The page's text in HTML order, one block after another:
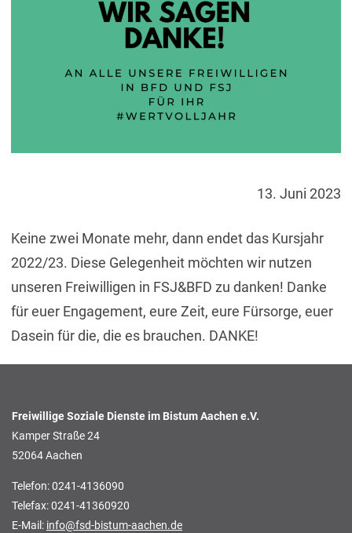
13. Juni 2023
Keine zwei Monate mehr, dann endet das Kursjahr
2022/23. Diese Gelegenheit möchten wir nutzen
unseren Freiwilligen in FSJ&BFD zu danken! Danke
für euer Engagement, eure Zeit, eure Fürsorge, euer
Dasein für die, die es brauchen. DANKE!
Freiwillige Soziale Dienste im Bistum Aachen e.V.
Kamper Straße 24
52064 Aachen
Telefon: 0241-4136090
Telefax: 0241-41360920
E-Mail: info@fsd-bistum-aachen.de